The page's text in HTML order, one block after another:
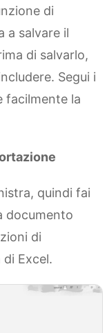
di
a salvare il
di salvarlo,
Segui i
facilmente la
quindi fai
documento
di
Excel.